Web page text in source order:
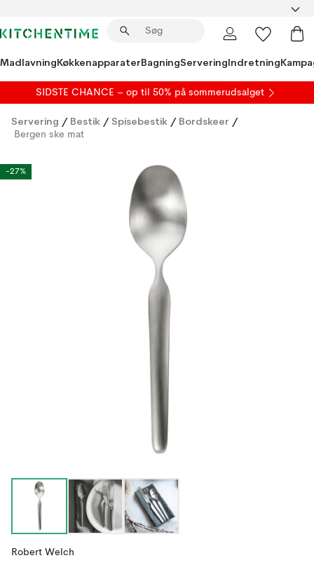
MadlavningKøkkenapparaterBagningServeringIndretning
SIDSTE CHANCE – op til 50% på sommerudsalget
Servering / Bestik / Spisebestik / Bordskeer /
Bergen ske mat
-27%
Robert Welch